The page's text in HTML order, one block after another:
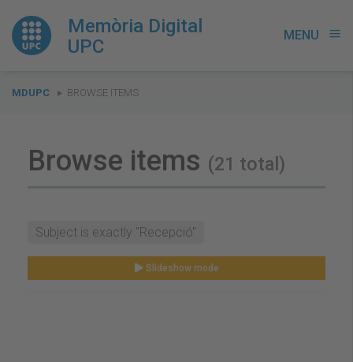
Memòria Digital
UPC
MENU menu
You
MDUPC BROWSE ITEMS
Browse items (21 total)
Subject is exactly "Recepció"
Slideshow mode